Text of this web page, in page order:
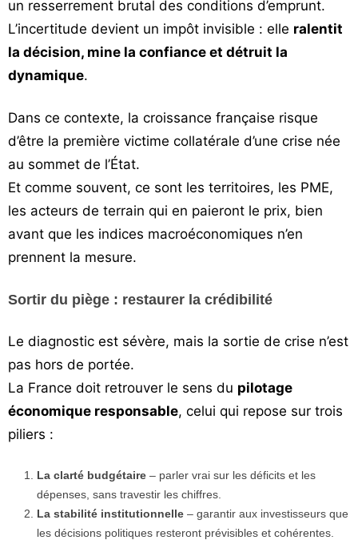
un resserrement brutal des conditions d’emprunt.
L’incertitude devient un impôt invisible : elle ralentit
la décision, mine la confiance et détruit la
dynamique.
Dans ce contexte, la croissance française risque
d’être la première victime collatérale d’une crise née
au sommet de l’État.
Et comme souvent, ce sont les territoires, les PME,
les acteurs de terrain qui en paieront le prix, bien
avant que les indices macroéconomiques n’en
prennent la mesure.
Sortir du piège : restaurer la crédibilité
Le diagnostic est sévère, mais la sortie de crise n’est
pas hors de portée.
La France doit retrouver le sens du pilotage
économique responsable, celui qui repose sur trois
piliers :
La clarté budgétaire – parler vrai sur les déficits et les
dépenses, sans travestir les chiffres.
La stabilité institutionnelle – garantir aux investisseurs que
les décisions politiques resteront prévisibles et cohérentes.